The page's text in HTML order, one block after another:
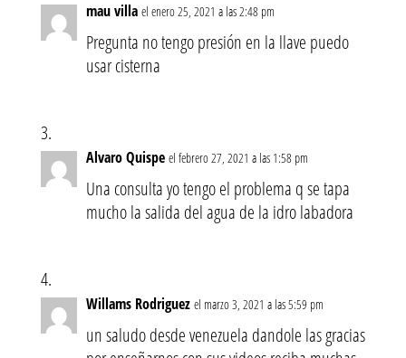
mau villa el enero 25, 2021 a las 2:48 pm
Pregunta no tengo presión en la llave puedo
usar cisterna
Alvaro Quispe el febrero 27, 2021 a las 1:58 pm
Una consulta yo tengo el problema q se tapa
mucho la salida del agua de la idro labadora
Willams Rodriguez el marzo 3, 2021 a las 5:59 pm
un saludo desde venezuela dandole las gracias